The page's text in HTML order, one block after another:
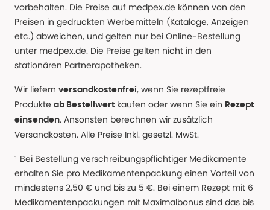
vorbehalten. Die Preise auf medpex.de können von den
Preisen in gedruckten Werbemitteln (Kataloge, Anzeigen
etc.) abweichen, und gelten nur bei Online-Bestellung
unter medpex.de. Die Preise gelten nicht in den
stationären Partnerapotheken.
Wir liefern versandkostenfrei, wenn Sie rezeptfreie
Produkte ab Bestellwert kaufen oder wenn Sie ein Rezept
einsenden. Ansonsten berechnen wir zusätzlich
Versandkosten. Alle Preise Inkl. gesetzl. MwSt.
¹ Bei Bestellung verschreibungspflichtiger Medikamente
erhalten Sie pro Medikamentenpackung einen Vorteil von
mindestens 2,50 € und bis zu 5 €. Bei einem Rezept mit 6
Medikamentenpackungen mit Maximalbonus sind das bis